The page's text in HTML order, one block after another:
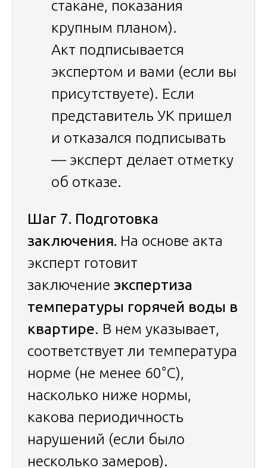
стакане, показания
крупным планом).
Акт подписывается
экспертом и вами (если вы
присутствуете). Если
представитель УК пришел
и отказался подписывать
— эксперт делает отметку
об отказе.
Шаг 7. Подготовка
заключения. На основе акта
эксперт готовит
заключение экспертиза
температуры горячей воды в
квартире. В нем указывает,
соответствует ли температура
норме (не менее 60°C),
насколько ниже нормы,
какова периодичность
нарушений (если было
несколько замеров).